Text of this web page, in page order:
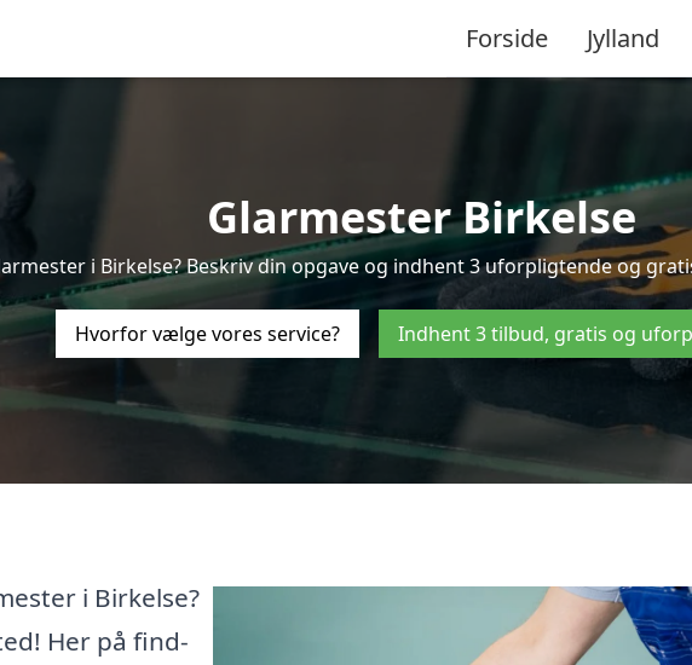
Forside Jylland
Glarmester Birkelse
i Birkelse? Beskriv din opgave og indhent 3 uforpligtende og
Hvorfor vælge vores service? Indhent 3 tilbud, gratis og
i Birkelse?
Her på find-